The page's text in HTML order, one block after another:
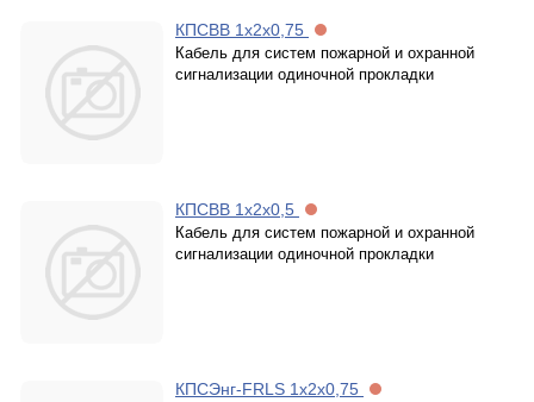
КПСВВ 1х2х0,75
Кабель для систем пожарной и охранной
сигнализации одиночной прокладки
КПСВВ 1х2х0,5
Кабель для систем пожарной и охранной
сигнализации одиночной прокладки
КПСЭнг-FRLS 1х2х0,75